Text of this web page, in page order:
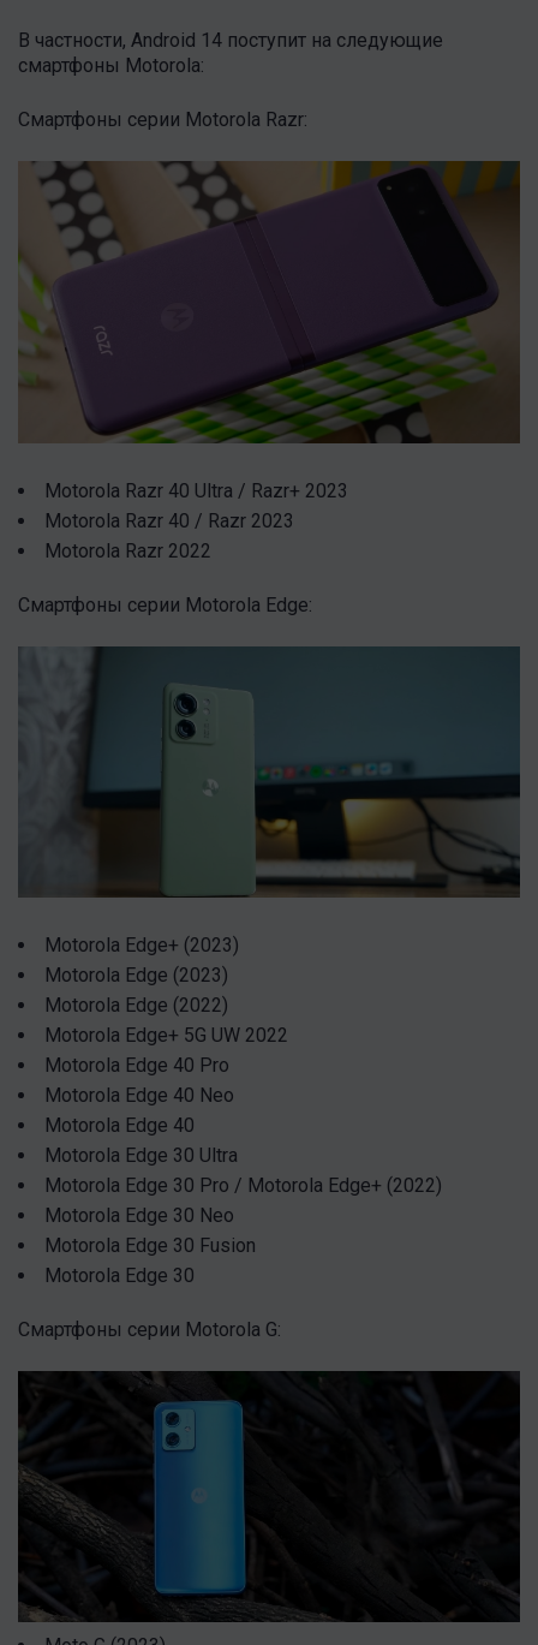
В частности, Android 14 поступит на следующие
смартфоны Motorola:
Смартфоны серии Motorola Razr:
Motorola Razr 40 Ultra / Razr+ 2023
Motorola Razr 40 / Razr 2023
Motorola Razr 2022
Смартфоны серии Motorola Edge:
Motorola Edge+ (2023)
Motorola Edge (2023)
Motorola Edge (2022)
Motorola Edge+ 5G UW 2022
Motorola Edge 40 Pro
Motorola Edge 40 Neo
Motorola Edge 40
Motorola Edge 30 Ultra
Motorola Edge 30 Pro / Motorola Edge+ (2022)
Motorola Edge 30 Neo
Motorola Edge 30 Fusion
Motorola Edge 30
Смартфоны серии Motorola G: